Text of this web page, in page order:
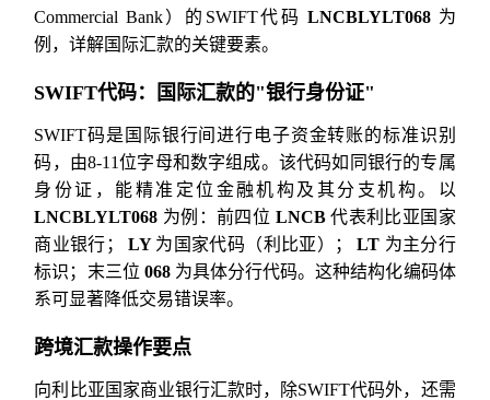
Commercial Bank）的SWIFT代码LNCBLYLT068 为
例，详解国际汇款的关键要素。
SWIFT代码：国际汇款的"银行身份证"
SWIFT码是国际银行间进行电子资金转账的标准识别
码，由8-11位字母和数字组成。该代码如同银行的专属
身份证，能精准定位金融机构及其分支机构。以
LNCBLYLT068 为例：前四位 LNCB代表利比亚国家
商业银行；LY 为国家代码（利比亚）；LT 为主分行
标识；末三位 068 为具体分行代码。这种结构化编码体
系可显著降低交易错误率。
跨境汇款操作要点
向利比亚国家商业银行汇款时，除SWIFT代码外，还需